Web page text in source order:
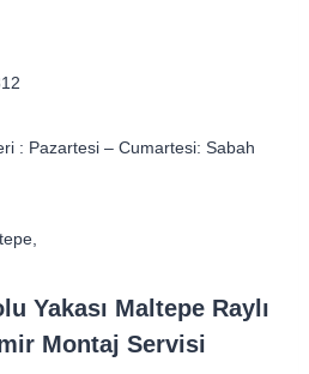
: Pazartesi – Cumartesi: Sabah
Yakası Maltepe Raylı
Montaj Servisi